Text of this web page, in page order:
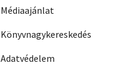
Médiaajánlat
Könyvnagykereskedés
Adatvédelem